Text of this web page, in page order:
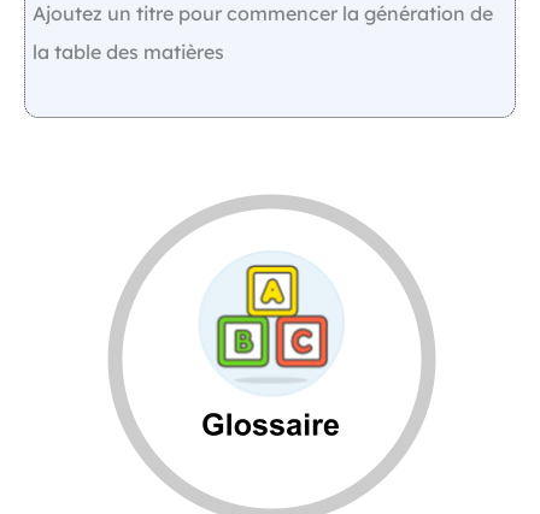
Ajoutez un titre pour commencer la génération de
la table des matières